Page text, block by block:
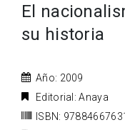
El
su historia
Año: 2009
Editorial: Anaya
ISBN: